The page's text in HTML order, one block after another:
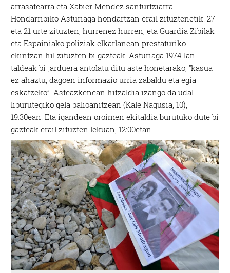
arrasatearra eta Xabier Mendez santurtziarra
Hondarribiko Asturiaga hondartzan erail zituztenetik. 27
eta 21 urte zituzten, hurrenez hurren, eta Guardia Zibilak
eta Espainiako poliziak elkarlanean prestaturiko
ekintzan hil zituzten bi gazteak. Asturiaga 1974 lan
taldeak bi jarduera antolatu ditu aste honetarako, “kasua
ez ahaztu, dagoen informazio urria zabaldu eta egia
eskatzeko”. Asteazkenean hitzaldia izango da udal
liburutegiko gela balioanitzean (Kale Nagusia, 10),
19:30ean. Eta igandean oroimen ekitaldia burutuko dute bi
gazteak erail zituzten lekuan, 12:00etan.